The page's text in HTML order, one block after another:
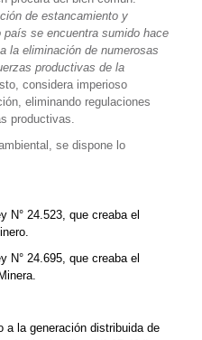
de estancamiento y
se encuentra sumido hace
la eliminación de numerosas
productivas de la
considera imperioso
eliminando regulaciones
productivas.
se dispone lo
N° 24.523, que creaba el
N° 24.695, que creaba el
a la generación distribuida de